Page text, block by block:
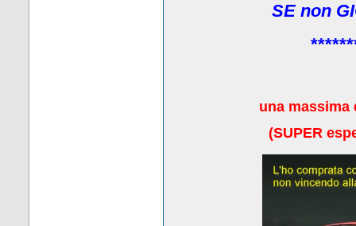
SE non
una massima
(SUPER